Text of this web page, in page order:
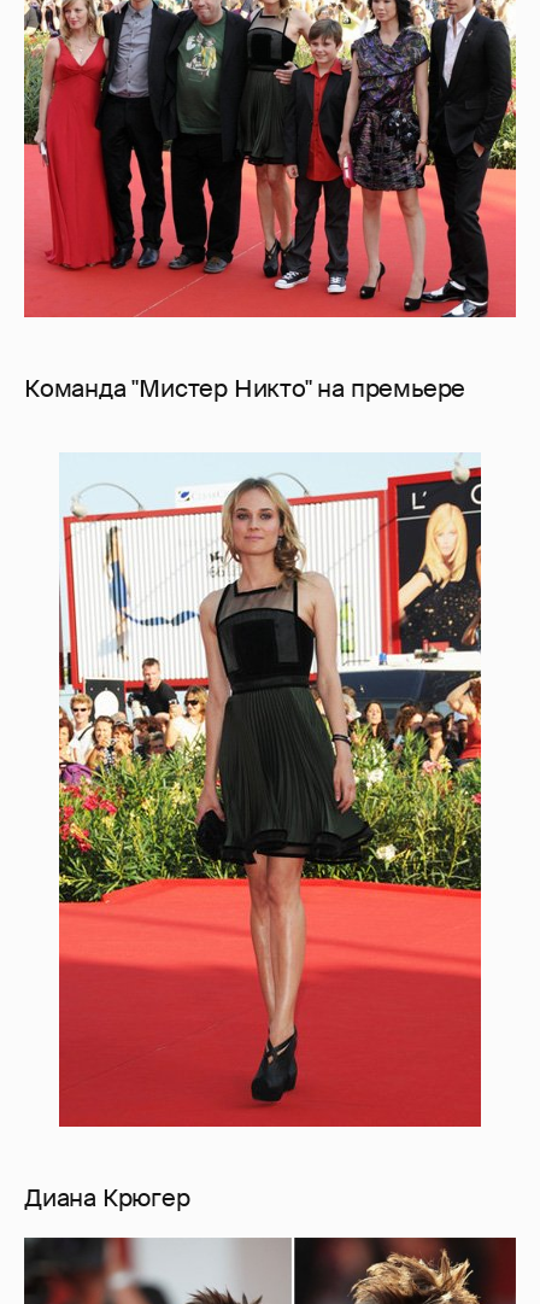
Команда "Мистер Никто" на премьере
Диана Крюгер